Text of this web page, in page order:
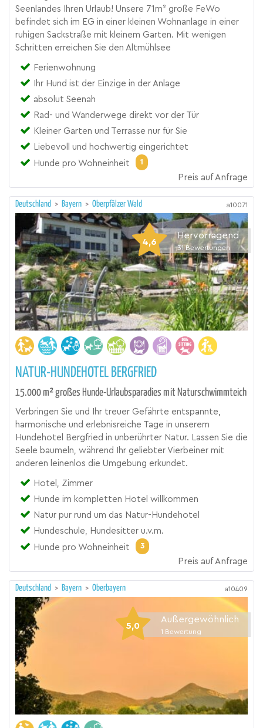
Seenlandes Ihren Urlaub! Unsere 71m² große FeWo
befindet sich im EG in einer kleinen Wohnanlage in einer
ruhigen Sackstraße mit kleinem Garten. Mit wenigen
Schritten erreichen Sie den Altmühlsee
Ferienwohnung
Ihr Hund ist der Einzige in der Anlage
absolut Seenah
Rad- und Wanderwege direkt vor der Tür
Kleiner Garten und Terrasse nur für Sie
Liebevoll und hochwertig eingerichtet
Hunde pro Wohneinheit
1
Preis auf Anfrage
Deutschland > Bayern > Oberpfälzer Wald a10071
4,6
Hervorragend
31 Bewertungen
NATUR-HUNDEHOTEL BERGFRIED
15.000 m² großes Hunde-Urlaubsparadies mit Naturschwimmteich
Verbringen Sie und Ihr treuer Gefährte entspannte,
harmonische und erlebnisreiche Tage in unserem
Hundehotel Bergfried in unberührter Natur. Lassen Sie die
Seele baumeln, während Ihr geliebter Vierbeiner mit
anderen leinenlos die Umgebung erkundet.
Hotel, Zimmer
Hunde im kompletten Hotel willkommen
Natur pur rund um das Natur-Hundehotel
Hundeschule, Hundesitter u.v.m.
Hunde pro Wohneinheit
3
Preis auf Anfrage
Deutschland > Bayern > Oberbayern a10409
5,0
Außergewöhnlich
1 Bewertung